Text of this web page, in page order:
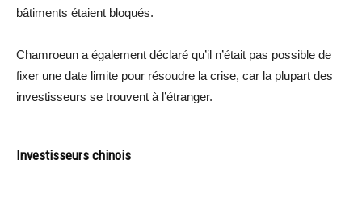
bâtiments étaient bloqués.
Chamroeun a également déclaré qu’il n’était pas possible de
fixer une date limite pour résoudre la crise, car la plupart des
investisseurs se trouvent à l’étranger.
Investisseurs chinois